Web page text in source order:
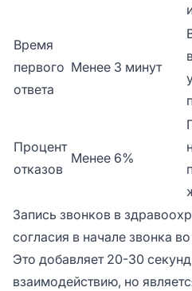
Время
первого
ответа
Менее 3 минут
Процент
отказов
Менее 6%
Запись звонков в
согласия в начале звонка
Это добавляет 20-30
взаимодействию, но